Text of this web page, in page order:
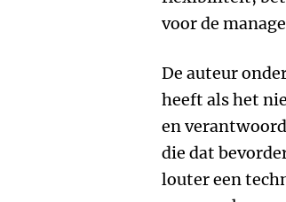
voor de
De auteur
heeft als het
en
die dat
louter een